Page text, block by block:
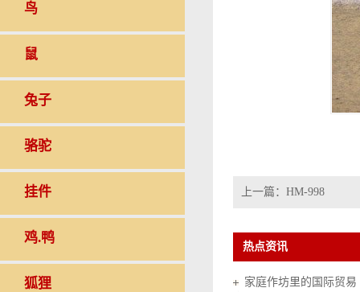
鸟
鼠
兔子
骆驼
挂件
鸡.鸭
狐狸
上一篇： HM-998
热点资讯
家庭作坊里的国际贸易